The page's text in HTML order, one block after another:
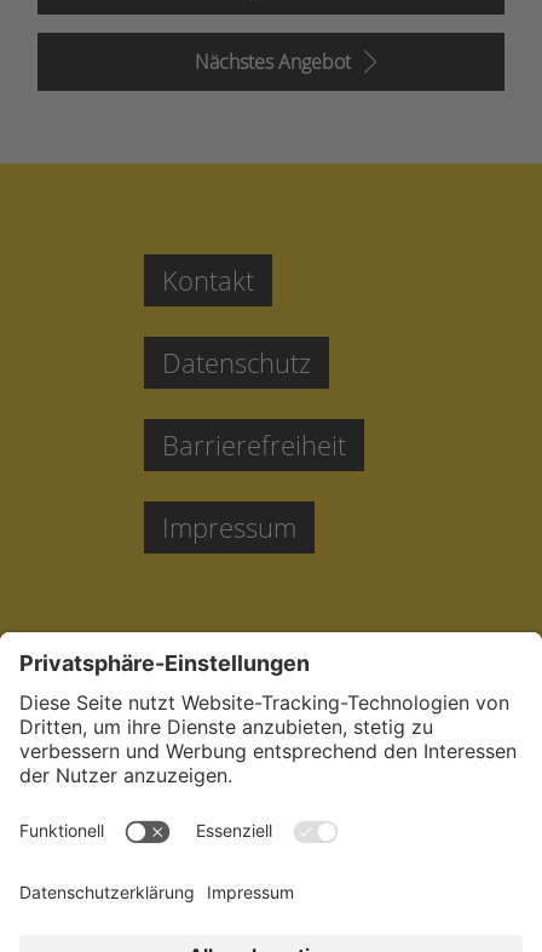
Nächstes Angebot
Kontakt
Datenschutz
Barrierefreiheit
Impressum
Jetzt bewerben:
in der Pflege in
München.
Dein sozialstes Netzwerk.